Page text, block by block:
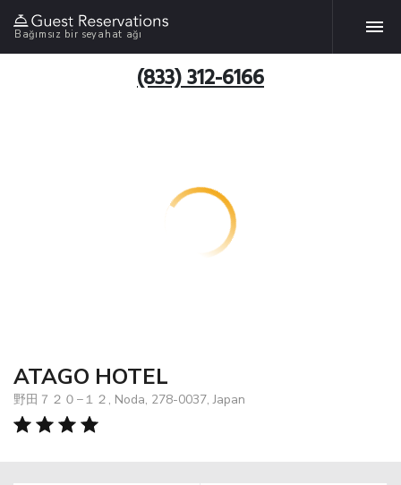
Bağımsız bir seyahat ağı
(833) 312-6166
ATAGO HOTEL
野田７２０−１２, Noda, 278-0037, Japan